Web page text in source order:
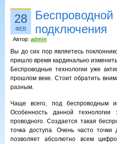
28
ФЕВ
Беспроводной
подключения
Автор: admin
Вы до сих пор являетесь
пришло время кардинально
Беспроводные технологии уже
прошлом веке. Стоит обратить
разным.
Чаще всего, под беспроводным
Особенность данной
проводного. Создается такая
точка доступа. Очень часто точки
позволяет абсолютно всем